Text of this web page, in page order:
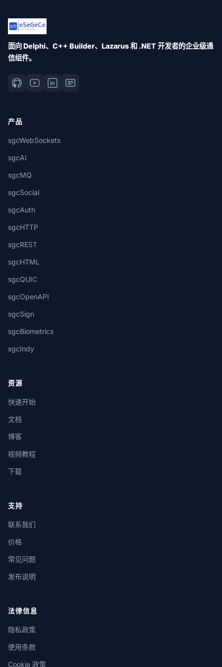
面向 Delphi、C++ Builder、Lazarus 和 .NET 开发者的企业级通
信组件。
产品
sgcWebSockets
sgcAI
sgcMQ
sgcSocial
sgcAuth
sgcHTTP
sgcREST
sgcHTML
sgcQUIC
sgcOpenAPI
sgcSign
sgcBiometrics
sgcIndy
资源
快速开始
文档
博客
视频教程
下载
支持
联系我们
价格
常见问题
发布说明
法律信息
隐私政策
使用条款
Cookie 政策